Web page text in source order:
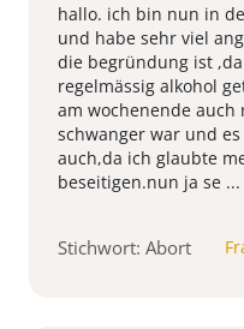
hallo. ich bin nun in
und habe sehr viel
die begründung ist
regelmässig alkohol
am wochenende
schwanger war und
auch,da ich glaubte
beseitigen.nun ja se ...
Stichwort: Abort